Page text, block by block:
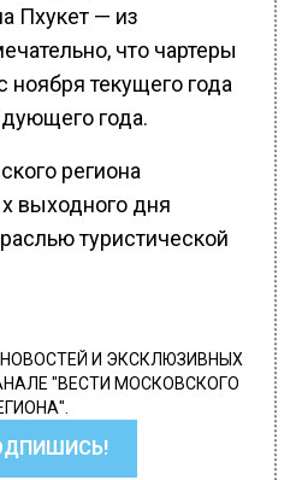
Пхукет — из
что чартеры
ноября текущего года
года.
региона
выходного дня
туристической
И ЭКСКЛЮЗИВНЫХ
"ВЕСТИ МОСКОВСКОГО